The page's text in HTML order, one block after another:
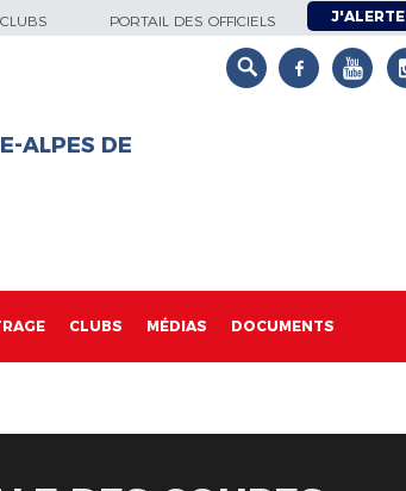
PORTAIL DES OFFICIELS J'ALERTE
ALPES DE
CLUBS MÉDIAS DOCUMENTS